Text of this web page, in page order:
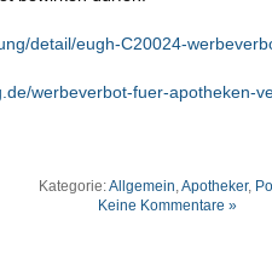
detail/eugh-C20024-
werbeverbot-fuer-apotheken-
Kategorie:Allgemein Apotheker,
Keine Kommentare »